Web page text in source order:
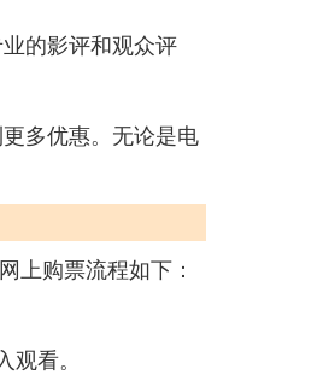
的影评和观众评
多优惠。无论是电
上购票流程如下：
看。